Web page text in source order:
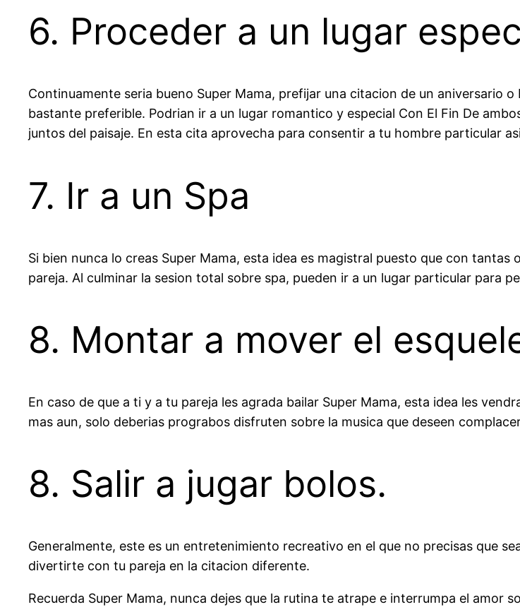
6. Proceder a un lugar
Continuamente seria bueno Super Mama, prefijar una citacion de un aniversario
bastante preferible. Podrian ir a un lugar romantico y especial Con El Fin De
juntos del paisaje. En esta cita aprovecha para consentir a tu hombre particular
7. Ir a un Spa
Si bien nunca lo creas Super Mama, esta idea es magistral puesto que con
pareja. Al culminar la sesion total sobre spa, pueden ir a un lugar particular para
8. Montar a mover el
En caso de que a ti y a tu pareja les agrada bailar Super Mama, esta idea les
mas aun, solo deberias prograbos disfruten sobre la musica que deseen
8. Salir a jugar bolos.
Generalmente, este es un entretenimiento recreativo en el que no precisas que
divertirte con tu pareja en la citacion diferente.
Recuerda Super Mama, nunca dejes que la rutina te atrape e interrumpa el amor